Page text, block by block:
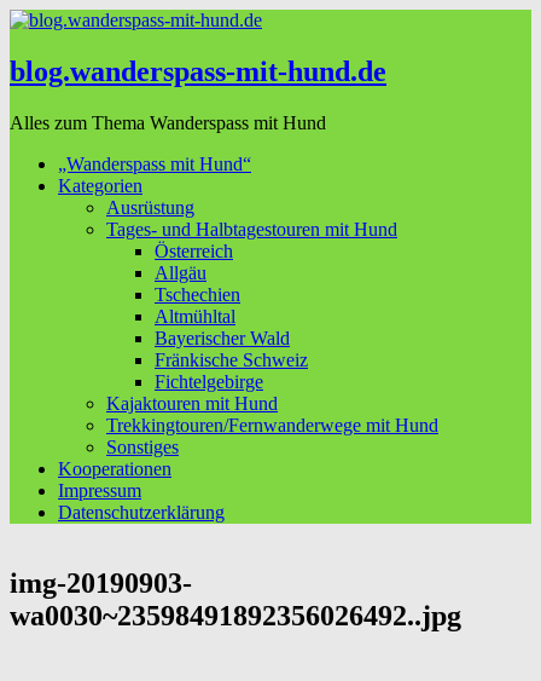
blog.wanderspass-mit-hund.de
Alles zum Thema Wanderspass mit Hund
„Wanderspass mit Hund“
Kategorien
Ausrüstung
Tages- und Halbtagestouren mit Hund
Österreich
Allgäu
Tschechien
Altmühltal
Bayerischer Wald
Fränkische Schweiz
Fichtelgebirge
Kajaktouren mit Hund
Trekkingtouren/Fernwanderwege mit Hund
Sonstiges
Kooperationen
Impressum
Datenschutzerklärung
img-20190903-
wa0030~23598491892356026492..jpg